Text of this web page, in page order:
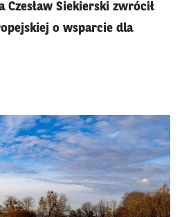
Siekierski zwrócił
o wsparcie dla